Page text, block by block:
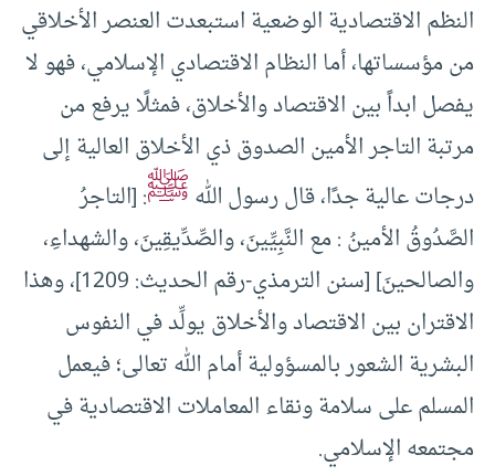
النظم الاقتصادية الوضعية استبعدت العنصر الأخلاقي
من مؤسساتها، أما النظام الاقتصادي الإسلامي، فهو لا
يفصل ابداً بين الاقتصاد والأخلاق، فمثلًا يرفع من
مرتبة التاجر الأمين الصدوق ذي الأخلاق العالية إلى
درجات عالية جدًا، قال رسول اللهﷺ: [التاجرُ
الصَّدُوقُ الأمينُ : مع النَّبِيِّينَ، والصِّدِّيقِينَ، والشهداءِ،
والصالحينَ] [سنن الترمذي-رقم الحديث: 1209]، وهذا
الاقتران بين الاقتصاد والأخلاق يولِّد في النفوس
البشرية الشعور بالمسؤولية أمام الله تعالى؛ فيعمل
المسلم على سلامة ونقاء المعاملات الاقتصادية في
مجتمعه الإسلامي.